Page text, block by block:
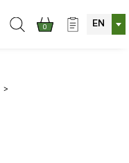
0 EN